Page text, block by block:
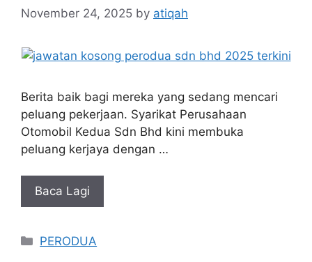
November 24, 2025 by atiqah
Berita baik bagi mereka yang sedang mencari
peluang pekerjaan. Syarikat Perusahaan
Otomobil Kedua Sdn Bhd kini membuka
peluang kerjaya dengan …
Baca Lagi
Categories
PERODUA